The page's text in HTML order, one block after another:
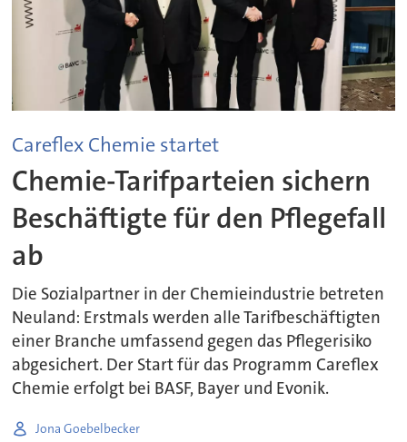
Careflex Chemie startet
Chemie-Tarifparteien sichern
Beschäftigte für den Pflegefall
ab
Die Sozialpartner in der Chemieindustrie betreten
Neuland: Erstmals werden alle Tarifbeschäftigten
einer Branche umfassend gegen das Pflegerisiko
abgesichert. Der Start für das Programm Careflex
Chemie erfolgt bei BASF, Bayer und Evonik.
Jona Goebelbecker